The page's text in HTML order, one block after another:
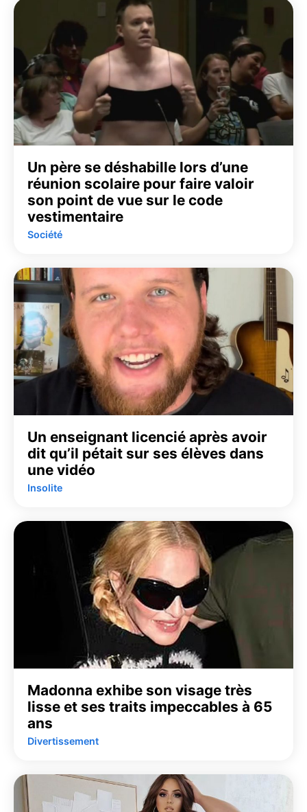
Un père se déshabille lors d’une
réunion scolaire pour faire valoir
son point de vue sur le code
vestimentaire
Société
Un enseignant licencié après avoir
dit qu’il pétait sur ses élèves dans
une vidéo
Insolite
Madonna exhibe son visage très
lisse et ses traits impeccables à 65
ans
Divertissement